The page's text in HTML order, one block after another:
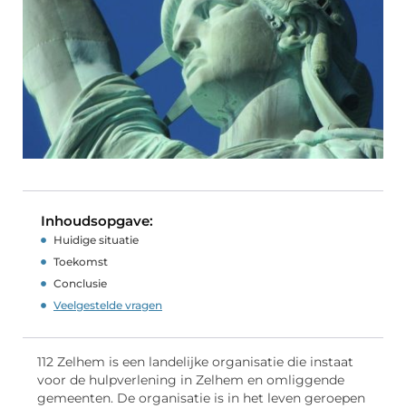
Inhoudsopgave:
Huidige situatie
Toekomst
Conclusie
Veelgestelde vragen
112 Zelhem is een landelijke organisatie die instaat
voor de hulpverlening in Zelhem en omliggende
gemeenten. De organisatie is in het leven geroepen